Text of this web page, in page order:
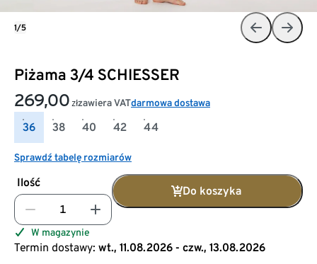
Piżama 3/4 SCHIESSER
269,00 złzawiera VATdarmowa dostawa
36 38 40 42 44
Sprawdź tabelę rozmiarów
Ilość
Do koszyka
W magazynie
Termin dostawy: wt., 11.08.2026 - czw., 13.08.2026
1/5